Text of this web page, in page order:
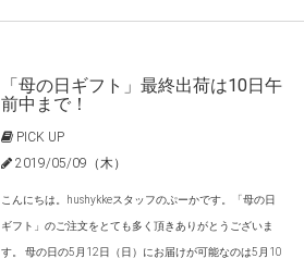
「母の日ギフト」最終出荷は10日午
前中まで！
PICK UP
2019/05/09（木）
こんにちは。hushykkeスタッフのぷーかです。「母の日
ギフト」のご注文をとても多く頂きありがとうございま
す。 母の日の5月12日（日）にお届けが可能なのは5月10